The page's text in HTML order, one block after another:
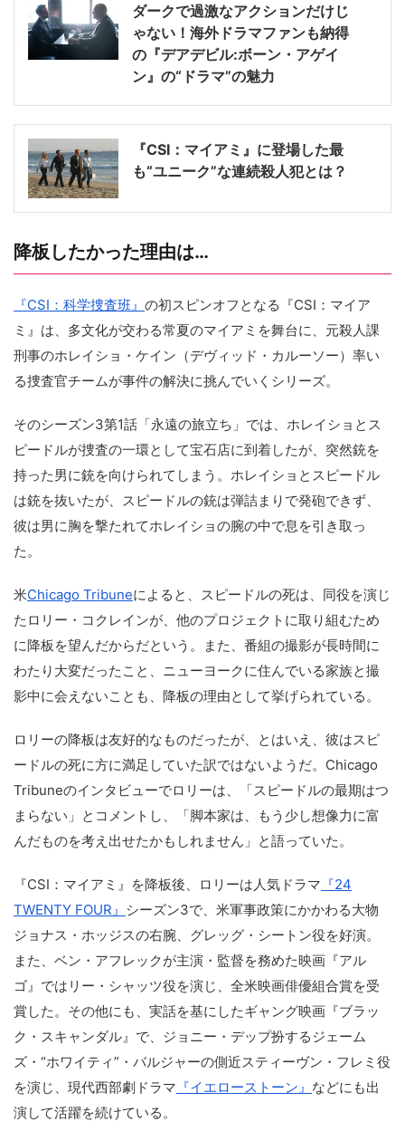
ダークで過激なアクションだけじ
ゃない！海外ドラマファンも納得
の『デアデビル:ボーン・アゲイ
ン』の“ドラマ”の魅力
『CSI：マイアミ』に登場した最
も“ユニーク”な連続殺人犯とは？
降板したかった理由は…
『CSI：科学捜査班』 の初スピンオフとなる『CSI：マイア
ミ』は、多文化が交わる常夏のマイアミを舞台に、元殺人課
刑事のホレイショ・ケイン（デヴィッド・カルーソー）率い
る捜査官チームが事件の解決に挑んでいくシリーズ。
そのシーズン3第1話「永遠の旅立ち」では、ホレイショとス
ピードルが捜査の一環として宝石店に到着したが、突然銃を
持った男に銃を向けられてしまう。ホレイショとスピードル
は銃を抜いたが、スピードルの銃は弾詰まりで発砲できず、
彼は男に胸を撃たれてホレイショの腕の中で息を引き取っ
た。
米Chicago Tribuneによると、スピードルの死は、同役を演じ
たロリー・コクレインが、他のプロジェクトに取り組むため
に降板を望んだからだという。また、番組の撮影が長時間に
わたり大変だったこと、ニューヨークに住んでいる家族と撮
影中に会えないことも、降板の理由として挙げられている。
ロリーの降板は友好的なものだったが、とはいえ、彼はスピ
ードルの死に方に満足していた訳ではないようだ。Chicago
Tribuneのインタビューでロリーは、「スピードルの最期はつ
まらない」とコメントし、「脚本家は、もう少し想像力に富
んだものを考え出せたかもしれません」と語っていた。
『CSI：マイアミ』を降板後、ロリーは人気ドラマ 『24
TWENTY FOUR』 シーズン3で、米軍事政策にかかわる大物
ジョナス・ホッジスの右腕、グレッグ・シートン役を好演。
また、ベン・アフレックが主演・監督を務めた映画『アル
ゴ』ではリー・シャッツ役を演じ、全米映画俳優組合賞を受
賞した。その他にも、実話を基にしたギャング映画『ブラッ
ク・スキャンダル』で、ジョニー・デップ扮するジェーム
ズ・“ホワイティ”・バルジャーの側近スティーヴン・フレミ役
を演じ、現代西部劇ドラマ 『イエローストーン』 などにも出
演して活躍を続けている。